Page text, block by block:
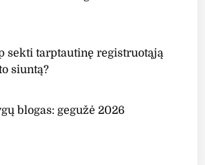
sekti tarptautinę registruotąją
siuntą?
blogas: gegužė 2026